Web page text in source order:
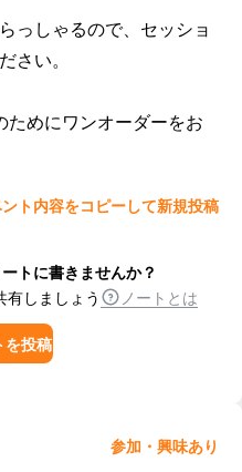
っしゃるので、セッショ
さい。
めにワンオーダーをお
ト内容をコピーして新規投稿
トに書きませんか？
有しましょう
ノートとは
を投稿
参加・興味あり